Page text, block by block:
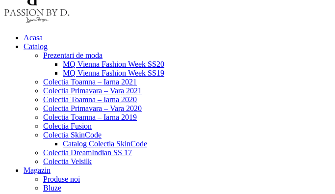
Acasa
Catalog
Prezentari de moda
MQ Vienna Fashion Week SS20
MQ Vienna Fashion Week SS19
Colectia Toamna – Iarna 2021
Colectia Primavara – Vara 2021
Colectia Toamna – Iarna 2020
Colectia Primavara – Vara 2020
Colectia Toamna – Iarna 2019
Colectia Fusion
Colectia SkinCode
Catalog Colectia SkinCode
Colectia DreamIndian SS 17
Colectia Velsilk
Magazin
Produse noi
Bluze